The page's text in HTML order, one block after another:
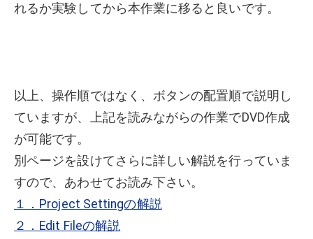
れるか実験してから本作業に移ると良いです。
以上、操作順ではなく、ボタンの配置順で説明し
ていますが、上記を読みながらの作業でDVD作成
が可能です。
別ページを設けてさらに詳しい解説を行っていま
すので、あわせてお読み下さい。
１．Project Settingの解説
２．Edit Fileの解説